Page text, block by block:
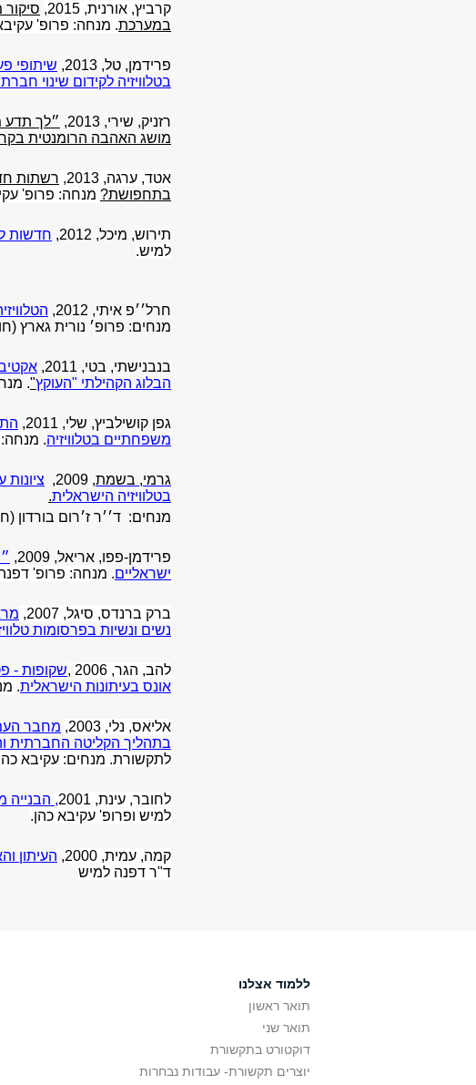
קרביץ, אורנית, 2015,
במערכת. מנחה: פרופ'
פרידמן, טל, 2013,
שיתופי
בטלוויזיה לקידום שינוי
רזניק, שירי, 2013,
״לך תדע
מושג האהבה הרומנטית
אטד, ערגה, 2013,
רשתות
בתחפושת? מנחה: פרופ'
תירוש, מיכל, 2012, חדשות
למיש.
חרל׳׳פ איתי, 2012,
מנחים: פרופ׳ נורית גארץ
בנבנישתי, בטי, 2011,
הבלוג הקהילתי "העוקץ"
.
גפן קושילביץ, שלי, 2011,
משפחתיים בטלוויזיה.
גרמי, בשמת,
בטלוויזיה הישראלית.
מנחים: ד׳׳ר ז׳רום בורדון
פרידמן-פפו, אריאל, 2009,
ישראליים. מנחה: פרופ'
ברק ברנדס, סיגל, 2007,
נשים ונשיות בפרסומות
להב, הגר, 2006 ,שקופות -
אונס בעיתונות הישראלית.
אליאס, נלי, 2003,
מחבר
בתהליך הקליטה החברתית
לתקשורת. מנחים: עקיבא
לחובר, עינת, 2001 , הבנייה
למיש ופרופ' עקיבא כהן.
קמה, עמית, 2000 , העיתון
ד"ר דפנה למיש
ללמוד אצלנו
תואר ראשון
תואר שני
דוקטורט בתקשורת
יוצרים תקשורת- עבודות נבחרות